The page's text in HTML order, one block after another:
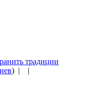
традиции
) | |